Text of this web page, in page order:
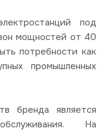
под
мощностей от 40
потребности как
промышленных
бренда является
На